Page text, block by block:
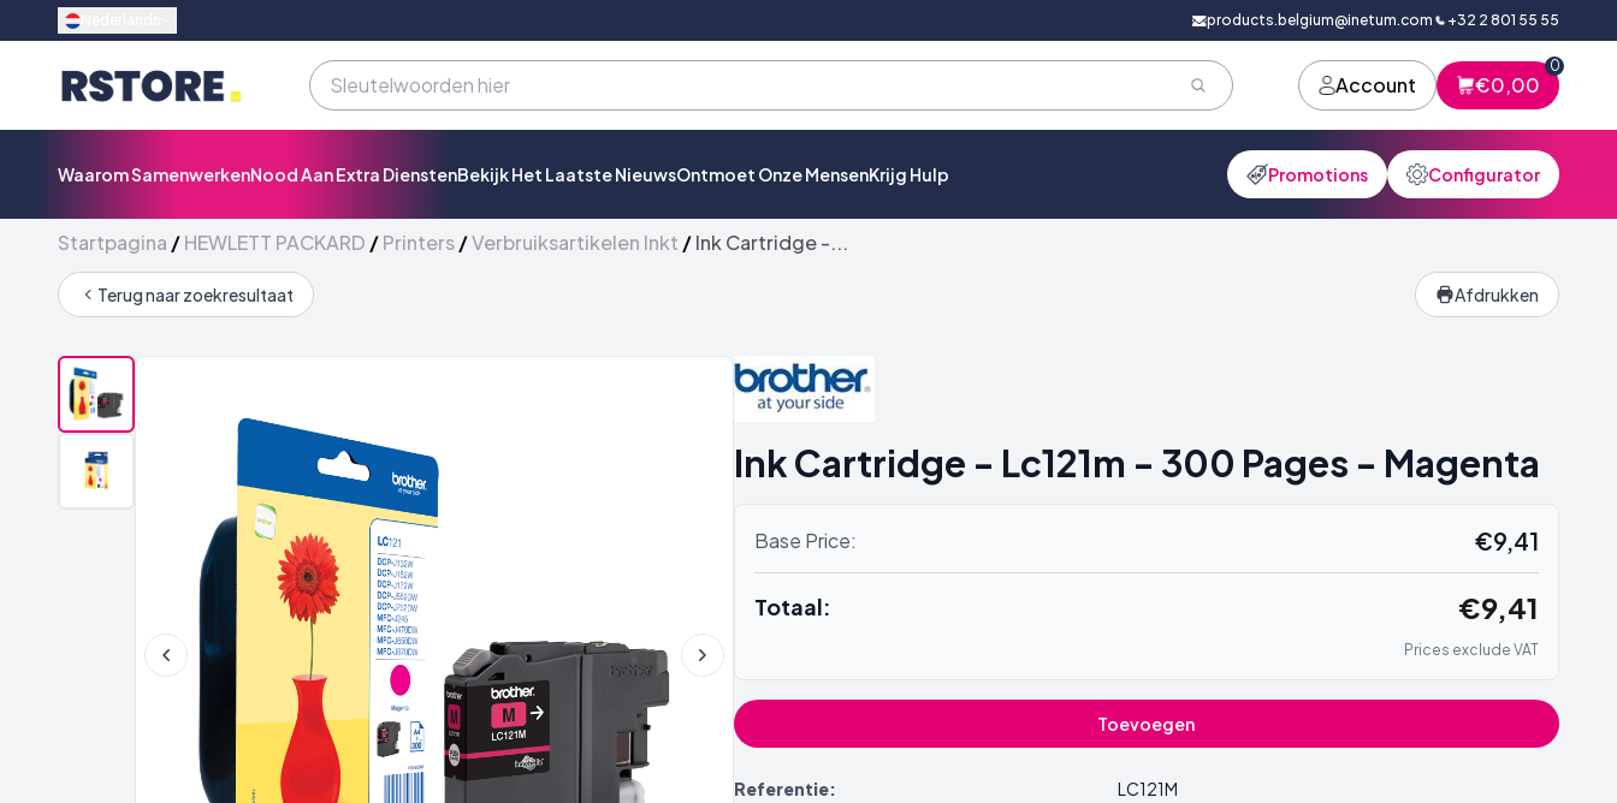
products.belgium@inetum.com +32 2 801 55 55
Account €0,00
0
Waarom SamenwerkenNood Aan Extra DienstenBekijk Het Laatste NieuwsOntmoet Onze MensenKrijg Hulp Promotions Configurator
Startpagina /HEWLETT PACKARD /Printers/Verbruiksartikelen Inkt /Ink Cartridge -...
Terug naar zoekresultaat Afdrukken
Ink Cartridge - Lc121m - 300 Pages - Magenta
Base Price: €9,41
Totaal: €9,41
Prices exclude VAT
Toevoegen
Referentie:
LC121M